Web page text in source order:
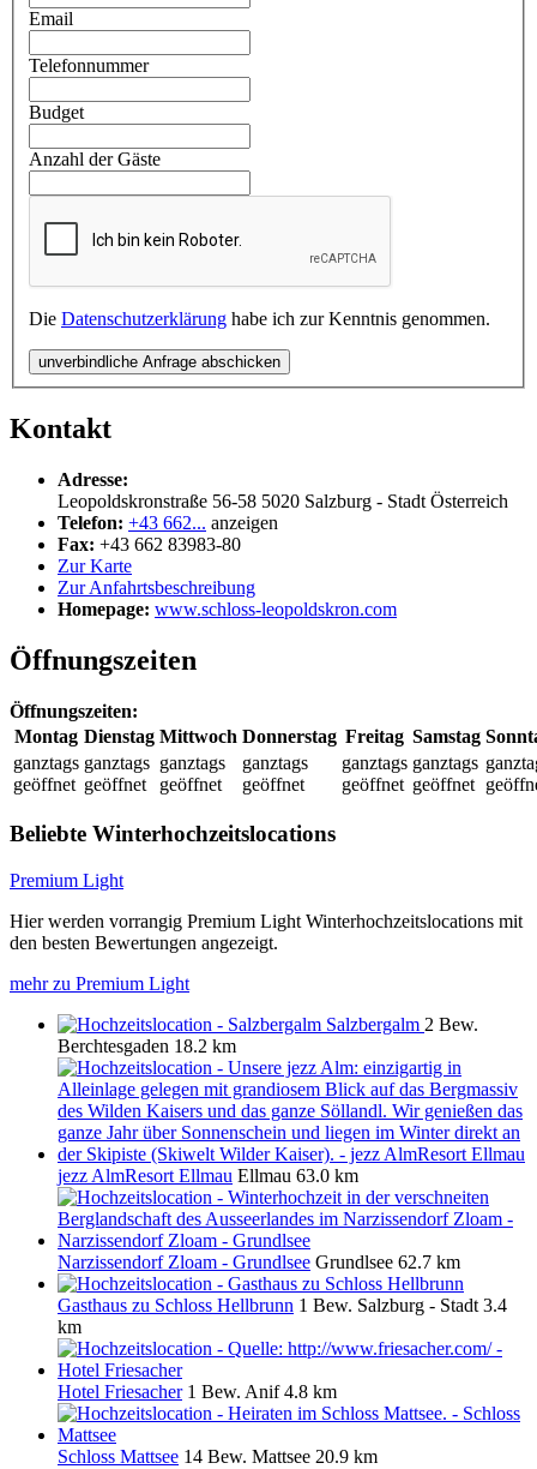
Email
Telefonnummer
Budget
Anzahl der Gäste
Die Datenschutzerklärung habe ich zur Kenntnis genommen.
unverbindliche Anfrage abschicken
Kontakt
Adresse:
Leopoldskronstraße 56-58 5020 Salzburg - Stadt Österreich
Telefon: +43 662... anzeigen
Fax: +43 662 83983-80
Zur Karte
Zur Anfahrtsbeschreibung
Homepage: www.schloss-leopoldskron.com
Öffnungszeiten
Öffnungszeiten:
Montag Dienstag Mittwoch Donnerstag Freitag Samstag
ganztags
geöffnet
ganztags
geöffnet
ganztags
geöffnet
ganztags
geöffnet
ganztags
geöffnet
ganztags
geöffnet
Beliebte Winterhochzeitslocations
Premium Light
Hier werden vorrangig Premium Light Winterhochzeitslocations mit
den besten Bewertungen angezeigt.
mehr zu Premium Light
Salzbergalm 2 Bew.
Berchtesgaden 18.2 km
jezz AlmResort Ellmau Ellmau 63.0 km
Narzissendorf Zloam - Grundlsee Grundlsee 62.7 km
Gasthaus zu Schloss Hellbrunn 1 Bew. Salzburg - Stadt 3.4
km
Hotel Friesacher 1 Bew. Anif 4.8 km
Schloss Mattsee 14 Bew. Mattsee 20.9 km